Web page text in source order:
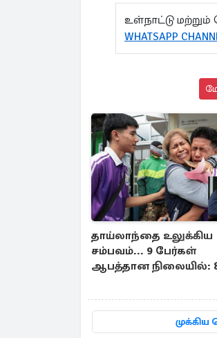
உள்நாட்டு
WHATSAPP
தாய்லாந்தை உலுக்கிய
சம்பவம்... 9 பேர்கள்
ஆபத்தான நிலையில்:
முக்கிய